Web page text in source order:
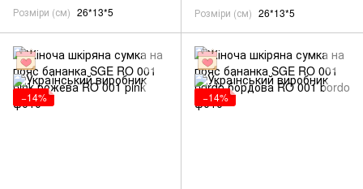
Розміри (см) 26*13*5 Розміри (см) 26*13*5
−14% −14%